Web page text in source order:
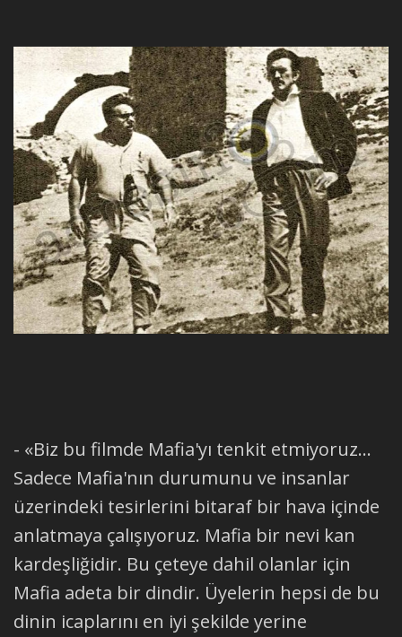
- «Biz bu filmde Mafia'yı tenkit etmiyoruz...
Sadece Mafia'nın durumunu ve insanlar
üzerindeki tesirlerini bitaraf bir hava içinde
anlatmaya çalışıyoruz. Mafia bir nevi kan
kardeşliğidir. Bu çeteye dahil olanlar için
Mafia adeta bir dindir. Üyelerin hepsi de bu
dinin icaplarını en iyi şekilde yerine